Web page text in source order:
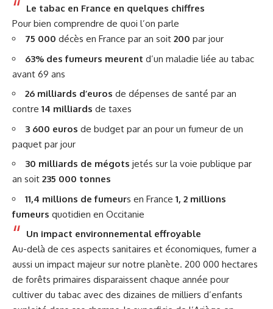
Le tabac en France en quelques chiffres
Pour bien comprendre de quoi l’on parle
75 000 décès en France par an soit 200 par jour
63% des fumeurs meurent d’un maladie liée au tabac
avant 69 ans
26 milliards d’euros de dépenses de santé par an
contre 14 milliards de taxes
3 600 euros de budget par an pour un fumeur de un
paquet par jour
30 milliards de mégots jetés sur la voie publique par
an soit 235 000 tonnes
11,4 millions de fumeurs en France 1, 2 millions
fumeurs quotidien en Occitanie
Un impact environnemental effroyable
Au-delà de ces aspects sanitaires et économiques, fumer a
aussi un impact majeur sur notre planète. 200 000 hectares
de forêts primaires disparaissent chaque année pour
cultiver du tabac avec des dizaines de milliers d’enfants